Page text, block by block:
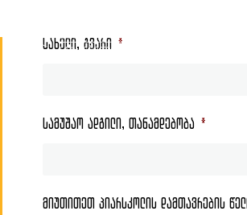
სახელი, გვარი *
სამუშაო ადგილი, თანამდებობა *
მიუთითეთ პიარსკოლის დამთავრების წელი